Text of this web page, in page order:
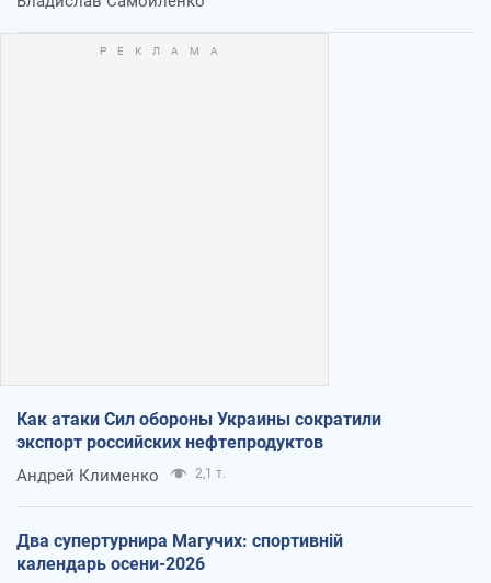
Как атаки Сил обороны Украины сократили
экспорт российских нефтепродуктов
Андрей Клименко 2,1 т.
Два супертурнира Магучих: спортивній
календарь осени-2026